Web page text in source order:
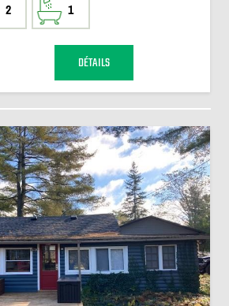
2 1
DÉTAILS